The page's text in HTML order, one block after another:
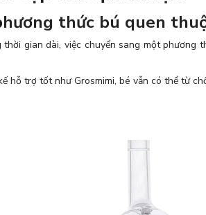
thức bú quen
gian dài, việc chuyển sang một
trợ tốt như Grosmimi, bé vẫn có thể từ